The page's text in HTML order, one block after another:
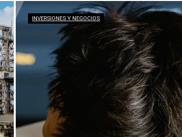
INVERSIONES Y NEGOCIOS